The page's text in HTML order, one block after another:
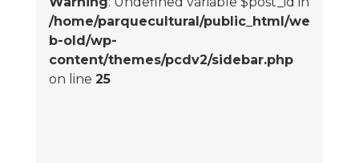
/home/parquecultural/public_html/we
b-old/wp-
content/themes/pcdv2/sidebar.php
on line 25